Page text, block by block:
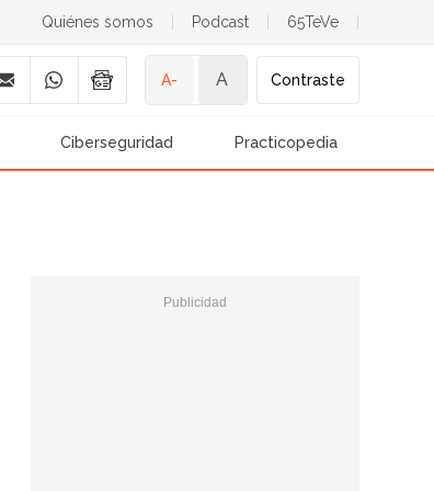
Quiénes somos Podcast 65TeVe
A- A Contraste
Ciberseguridad Practicopedia